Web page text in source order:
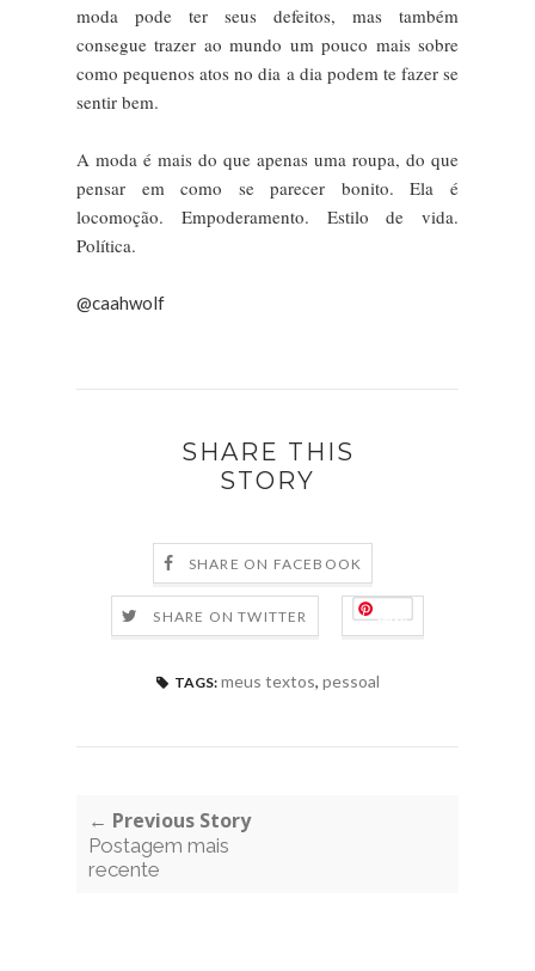
moda pode ter seus defeitos, mas também
consegue trazer ao mundo um pouco mais sobre
como pequenos atos no dia a dia podem te fazer se
sentir bem.
A moda é mais do que apenas uma roupa, do que
pensar em como se parecer bonito. Ela é
locomoção. Empoderamento. Estilo de vida.
Política.
@caahwolf
SHARE THIS
STORY
SHARE ON FACEBOOK
SHARE ON TWITTER Save
TAGS: meus textos, pessoal
← Previous Story
Postagem mais
recente